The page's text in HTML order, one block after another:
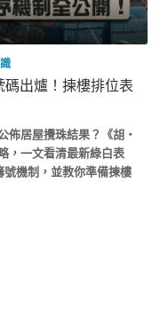
碼出爐！揀樓排位表
佈居屋攪珠結果？《胡‧
，一文看清最新綠白表
機制，並教你準備揀樓